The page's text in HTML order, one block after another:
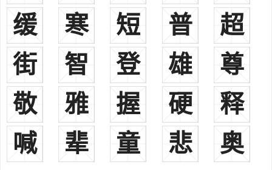
州龚邱县谢城是也。后失爵，以国为氏。”《姓氏考略》注引《姓谱》
亦云：“周宣王时，申伯作邑于谢，后为氏。”
2、《姓氏词典》注引《古今姓氏书辨证》云：“出自黄帝之后。
任姓之别，为十族，谢其一也。谢以失国，子孙散之，以国为氏。”
偃之祖孝政，本姓直勒氏，改姓谢。”望出陈留、会稽。
4、后或改为“射”姓。郑樵注云：“谢服为鸿胪卿，后汉末出征，
嫌其名姓不祥，乃改为射咸。”
5、土家族之谢姓，由夕姓音变而得。
6、藏族之谢姓，则出自“谢资”氏，本部族名，以部为氏，省改为
缓
寒 短 普
超
街
智 登 雄
尊
敬
雅 握 硬
释
喊
辈 童 悲 奥